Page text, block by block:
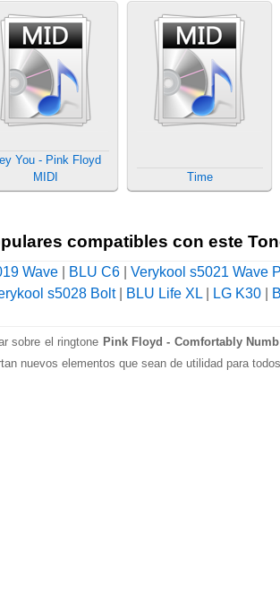
You - Pink Floyd
MIDI
Time
compatibles con este
Wave| BLU C6| Verykool s5021 Wave
s5028 Bolt| BLU Life XL| LG K30|
sobre el ringtone Pink Floyd - Comfortably Numb
nuevos elementos que sean de utilidad para